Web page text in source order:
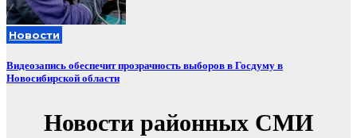
Новости
Видеозапись обеспечит прозрачность выборов в Госдуму в
Новосибирской области